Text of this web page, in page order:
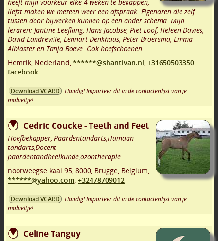
heeft mijn voorkeur elke 4 weken te bekappen,
liefst maken we meteen weer een afspraak. Eigenaren die zelf
tussen door bijwerken kunnen op een ander schema. Mijn
leraren: Jantine Leeflang, Hans Jacobse, Piet Loof, Heleen Davies,
David Landreville, Lennart Denkhaus, Peter Broersma, Emma
Alblaster en Tanja Boeve. Ook hoefschoenen.
Hemrik, Nederland, ******@shantivan.nl, +31650503350
facebook
Download VCARD
Handig! Importeer dit in de contactenlijst van je
mobieltje!
Cedric Coucke - Teeth and Feet
Hoefbekapper, Paardentandarts,Humaan
tandarts,Docent
paardentandheelkunde,ozontherapie
noorweegse kaai 95, 8000, Brugge, Belgium,
******@yahoo.com, +32478709012
Download VCARD
Handig! Importeer dit in de contactenlijst van je
mobieltje!
Celine Tanguy